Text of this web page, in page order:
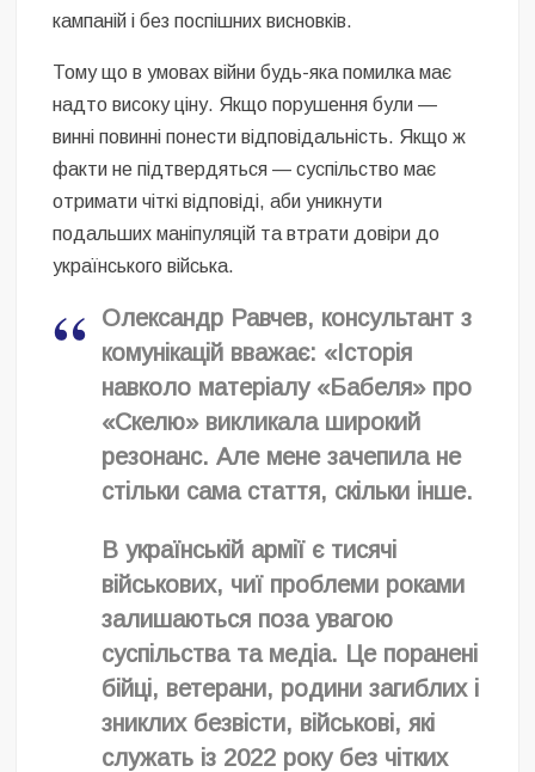
кампаній і без поспішних висновків.
Тому що в умовах війни будь-яка помилка має
надто високу ціну. Якщо порушення були —
винні повинні понести відповідальність. Якщо ж
факти не підтвердяться — суспільство має
отримати чіткі відповіді, аби уникнути
подальших маніпуляцій та втрати довіри до
українського війська.
Олександр Равчев, консультант з
комунікацій вважає: «Історія
навколо матеріалу «Бабеля» про
«Скелю» викликала широкий
резонанс. Але мене зачепила не
стільки сама стаття, скільки інше.
В українській армії є тисячі
військових, чиї проблеми роками
залишаються поза увагою
суспільства та медіа. Це поранені
бійці, ветерани, родини загиблих і
зниклих безвісти, військові, які
служать із 2022 року без чітких